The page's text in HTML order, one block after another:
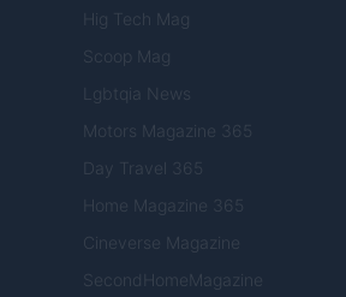
Hig Tech Mag
Scoop Mag
Lgbtqia News
Motors Magazine 365
Day Travel 365
Home Magazine 365
Cineverse Magazine
SecondHomeMagazine